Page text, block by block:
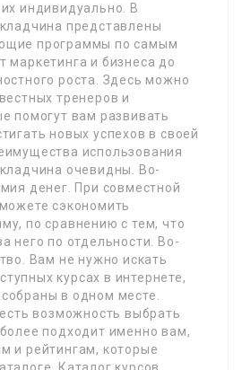
индивидуально. В
представлены
программы по самым
маркетинга и бизнеса до
роста. Здесь можно
тренеров и
помогут вам развивать
новых успехов в своей
использования
очевидны. Во-
денег. При совместной
сэкономить
по сравнению с тем, что
него по отдельности. Во-
Вам не нужно искать
курсах в интернете,
в одном месте.
возможность выбрать
подходит именно вам,
и рейтингам, которые